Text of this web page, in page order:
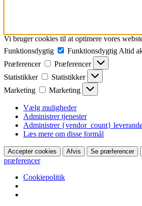
Vi bruger cookies til at optimere vores
Funktionsdygtig
Funktionsdygtig Altid
Præferencer
Præferencer
Statistikker
Statistikker
Marketing
Marketing
Vælg muligheder
Administrer tjenester
Administrer {vendor_count}
Læs mere om disse formål
Accepter cookies Afvis Se præferencer
præferencer
Cookiepolitik